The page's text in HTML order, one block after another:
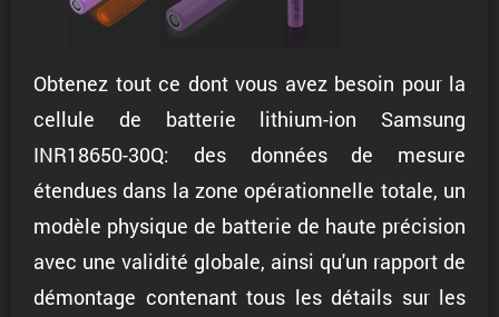
Obtenez tout ce dont vous avez besoin pour la
cellule de batterie lithium-ion Samsung
INR18650-30Q: des données de mesure
étendues dans la zone opérationnelle totale, un
modèle physique de batterie de haute précision
avec une validité globale, ainsi qu'un rapport de
démontage contenant tous les détails sur les